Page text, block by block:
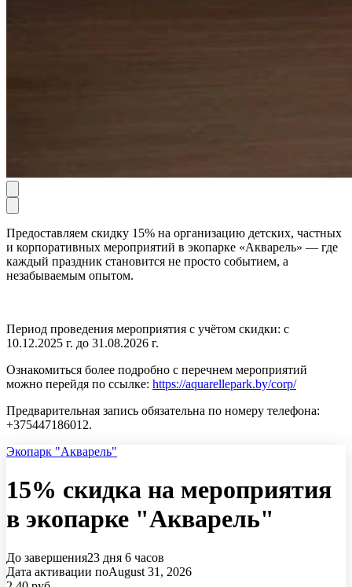
Предоставляем скидку 15% на организацию детских, частных
и корпоративных мероприятий в экопарке «Акварель» — где
каждый праздник становится не просто событием, а
незабываемым опытом.
Период проведения мероприятия с учётом скидки: с
10.12.2025 г. до 31.08.2026 г.
Ознакомиться более подробно с перечнем мероприятий
можно перейдя по ссылке: https://aquarellepark.by/corp/
Предварительная запись обязательна по номеру телефона:
+375447186012.
Экопарк "Акварель"
15% скидка на мероприятия
в экопарке "Акварель"
До завершения23 дня 6 часов
Дата активации поAugust 31, 2026